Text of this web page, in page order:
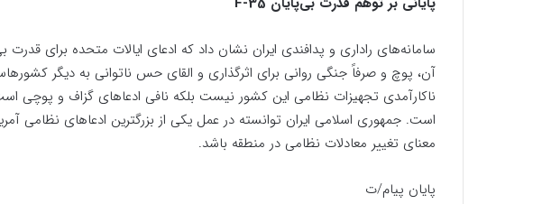
سامانه‌های راداری و پدافندی ایران نشان داد که ادعای ایالات متحده برای قدرت
آن، پوچ و صرفاً جنگی روانی برای اثرگذاری و القای حس ناتوانی به دیگر
ناکارآمدی تجهیزات نظامی این کشور نیست بلکه نافی ادعاهای گزاف و پوچی
است. جمهوری اسلامی ایران توانسته در عمل یکی از بزرگترین ادعاهای نظامی
معنای تغییر معادلات نظامی در منطقه باشد.
پایان پیام/ت